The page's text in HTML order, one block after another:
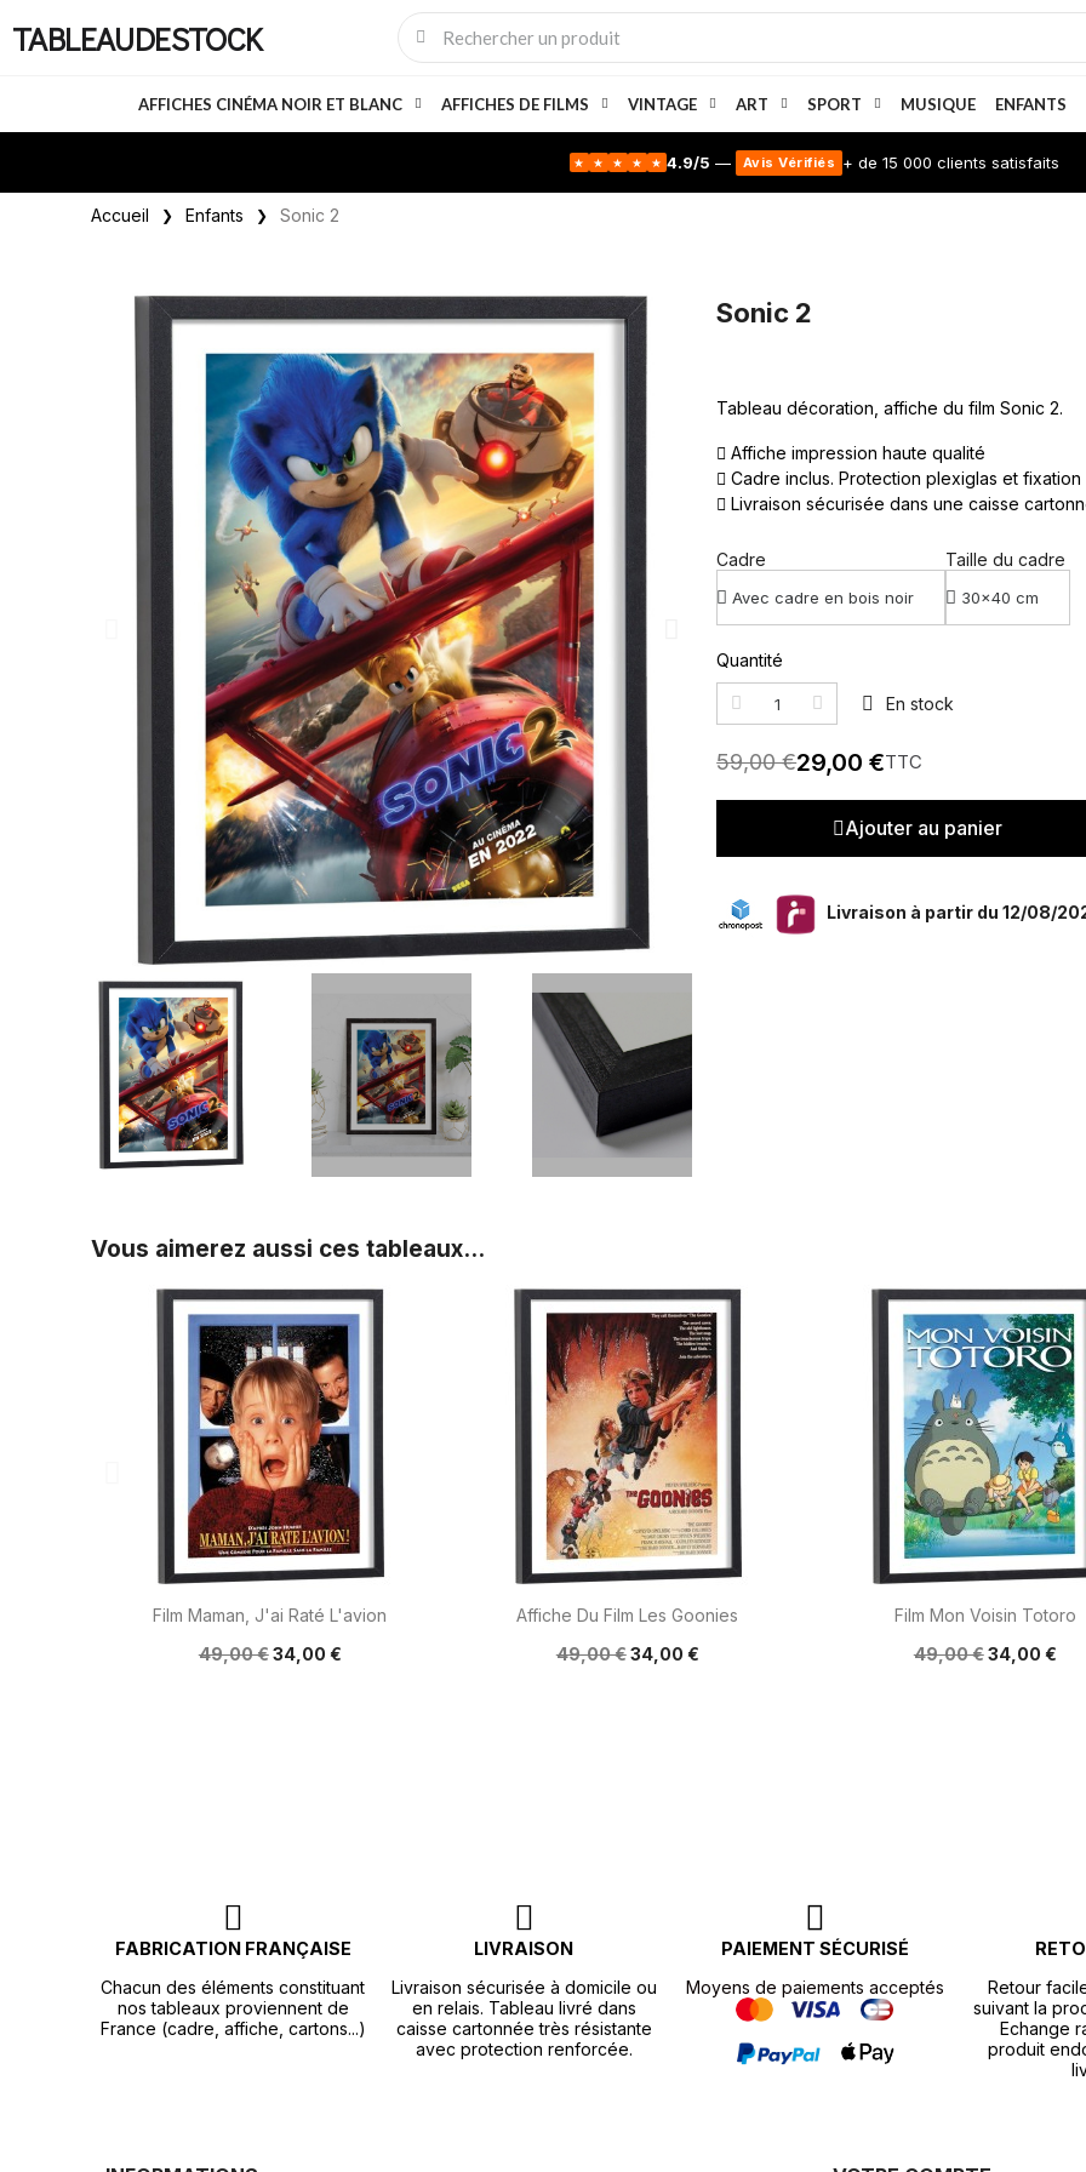
TABLEAUDESTOCK
AFFICHES CINÉMA NOIR ET BLANC AFFICHES DE FILMS VINTAGE ART SPORT MUSIQUE ENFANTS
★ ★ ★ ★ ★ 4.9/5 — Avis Vérifiés + de 15 000 clients satisfaits
Accueil Enfants Sonic 2
Sonic 2
Tableau décoration, affiche du film Sonic 2.
Affiche impression haute qualité
Cadre inclus. Protection plexiglas et
Livraison sécurisée dans une caisse
Cadre Taille du cadre
Quantité
En stock
59,00 €29,00 €TTC
Ajouter au panier
Livraison à partir du 12/08/
Vous aimerez aussi ces tableaux...
Aperçu rapide
Film Maman, J'ai Raté L'avion
49,00 €34,00 €
 Aperçu rapide
Affiche Du Film Les Goonies
49,00 €34,00 €
Aperçu rapide
Film Mon Voisin Totoro
49,00 €34,00 €
FABRICATION FRANÇAISE
Chacun des éléments constituant
nos tableaux proviennent de
France (cadre, affiche, cartons...)
LIVRAISON
Livraison sécurisée à domicile ou
en relais. Tableau livré dans
caisse cartonnée très résistante
avec protection renforcée.
PAIEMENT SÉCURISÉ
Moyens de paiements acceptés
Retour
suivant la
Echange
produit